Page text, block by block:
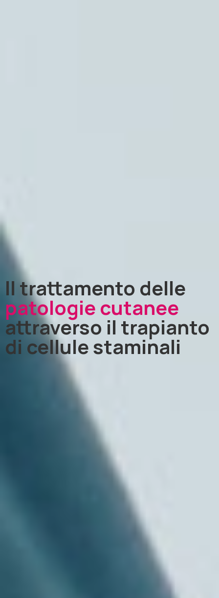
Il trattamento delle
patologie cutanee
attraverso il trapianto
di cellule staminali